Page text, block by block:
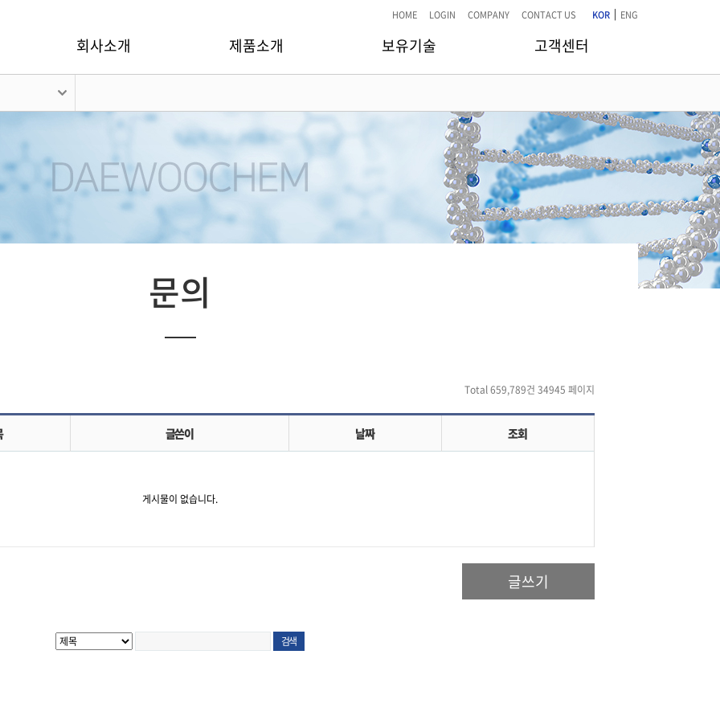
HOME LOGIN COMPANY CONTACT US KOR | ENG
회사소개 제품소개 보유기술 고객센터
문의
Total 659,789건 34945 페이지
글쓴이 날짜 조회
게시물이 없습니다.
글쓰기